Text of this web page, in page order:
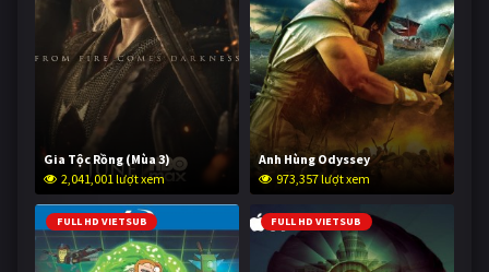
Gia Tộc Rồng (Mùa 3)
2,041,001 lượt xem
Anh Hùng Odyssey
973,357 lượt xem
FULL HD VIETSUB FULL HD VIETSUB